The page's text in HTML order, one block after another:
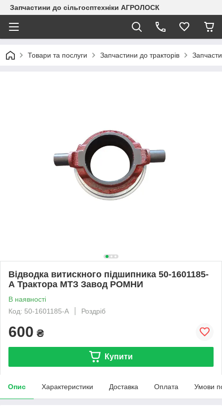
Запчастини до сільгосптехніки АГРОЛОСК
Товари та послуги Запчастини до тракторів
Відводка витискного підшипника 50-1601185-
А Трактора МТЗ Завод РОМНИ
В наявності
Код: 50-1601185-А
Роздріб
600 ₴
Купити
Опис Характеристики Доставка Оплата Умови